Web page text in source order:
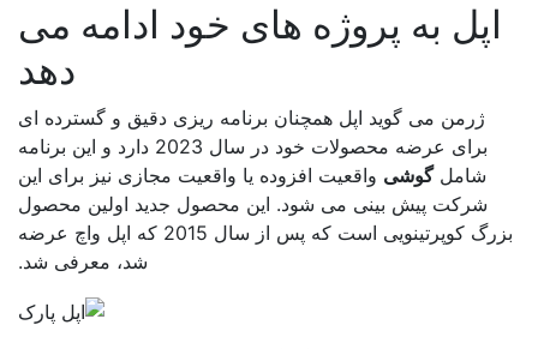
اپل به پروژه های خود ادامه می
دهد
ژرمن می گوید اپل همچنان برنامه ریزی دقیق و گسترده ای
برای عرضه محصولات خود در سال 2023 دارد و این برنامه
شاملگوشیواقعیت افزوده یا واقعیت مجازی نیز برای این
شرکت پیش بینی می شود. این محصول جدید اولین محصول
بزرگ کوپرتینویی است که پس از سال 2015 که اپل واچ عرضه
شد، معرفی شد.